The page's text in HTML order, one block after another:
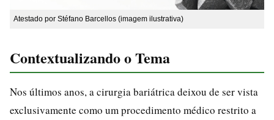
Atestado por Stéfano Barcellos (imagem ilustrativa)
Contextualizando o Tema
Nos últimos anos, a cirurgia bariátrica deixou de ser vista
exclusivamente como um procedimento médico restrito a